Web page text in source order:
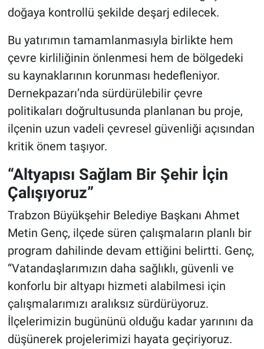
doğaya kontrollü şekilde deşarj edilecek.
Bu yatırımın tamamlanmasıyla birlikte hem
çevre kirliliğinin önlenmesi hem de bölgedeki
su kaynaklarının korunması hedefleniyor.
Dernekpazarı’nda sürdürülebilir çevre
politikaları doğrultusunda planlanan bu proje,
ilçenin uzun vadeli çevresel güvenliği açısından
kritik önem taşıyor.
“Altyapısı Sağlam Bir Şehir İçin
Çalışıyoruz”
Trabzon Büyükşehir Belediye Başkanı Ahmet
Metin Genç, ilçede süren çalışmaların planlı bir
program dahilinde devam ettiğini belirtti. Genç,
“Vatandaşlarımızın daha sağlıklı, güvenli ve
konforlu bir altyapı hizmeti alabilmesi için
çalışmalarımızı aralıksız sürdürüyoruz.
İlçelerimizin bugününü olduğu kadar yarınını da
düşünerek projelerimizi hayata geçiriyoruz.